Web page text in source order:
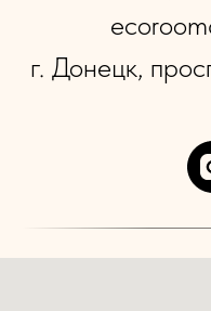
г. Донецк,